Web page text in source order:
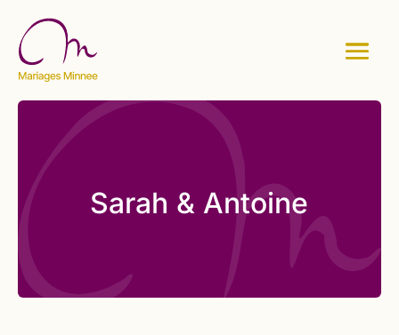
Sarah & Antoine